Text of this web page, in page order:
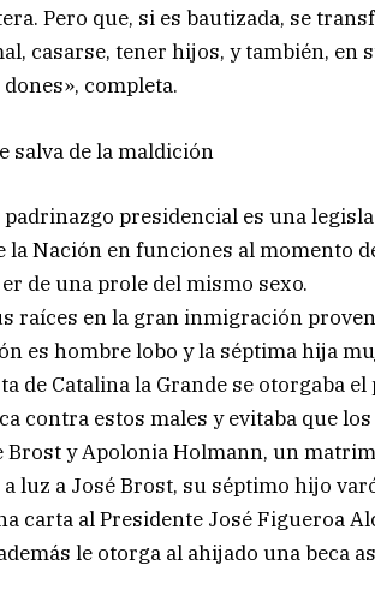
Pero que, si es bautizada, se
casarse, tener hijos, y también, en
completa.
salva de la maldición
padrinazgo presidencial es una
la Nación en funciones al momento
de una prole del mismo sexo.
raíces en la gran inmigración
es hombre lobo y la séptima hija
de Catalina la Grande se otorgaba
contra estos males y evitaba que
Brost y Apolonia Holmann, un
luz a José Brost, su séptimo hijo
carta al Presidente José Figueroa
le otorga al ahijado una beca